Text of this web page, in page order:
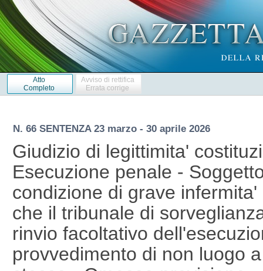
Atto
Completo
Avviso di rettifica
Errata corrige
N. 66 SENTENZA 23 marzo - 30 aprile 2026
Giudizio di legittimita'
Esecuzione penale -
condizione di grave
che il tribunale di
rinvio facoltativo
provvedimento di non luogo